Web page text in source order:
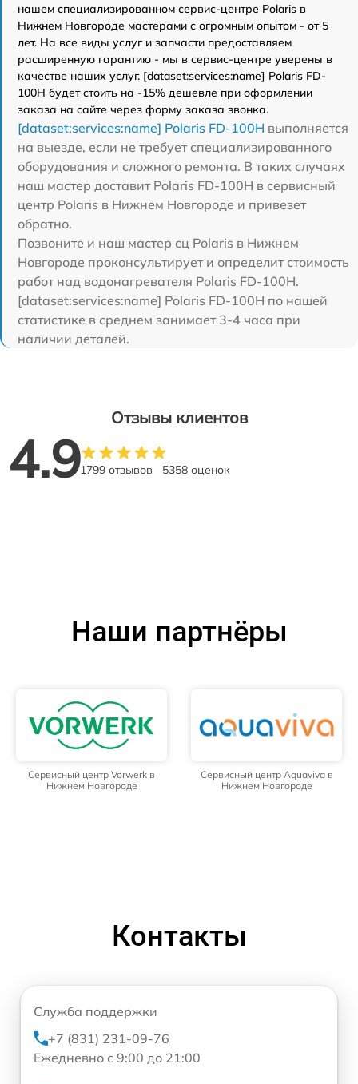
нашем специализированном сервис-центре Polaris в
Нижнем Новгороде мастерами с огромным опытом - от 5
лет. На все виды услуг и запчасти предоставляем
расширенную гарантию - мы в сервис-центре уверены в
качестве наших услуг. [dataset:services:name] Polaris FD-
100H будет стоить на -15% дешевле при оформлении
заказа на сайте через форму заказа звонка.
[dataset:services:name] Polaris FD-100H выполняется
на выезде, если не требует специализированного
оборудования и сложного ремонта. В таких случаях
наш мастер доставит Polaris FD-100H в сервисный
центр Polaris в Нижнем Новгороде и привезет
обратно.
Позвоните и наш мастер сц Polaris в Нижнем
Новгороде проконсультирует и определит стоимость
работ над водонагревателя Polaris FD-100H.
[dataset:services:name] Polaris FD-100H по нашей
статистике в среднем занимает 3-4 часа при
наличии деталей.
Отзывы клиентов
4.91799 отзывов 5358 оценок
Наши партнёры
Сервисный центр Vorwerk в
Нижнем Новгороде
Сервисный центр Aquaviva в
Нижнем Новгороде
Контакты
Служба поддержки
+7 (831) 231-09-76
Ежедневно с 9:00 до 21:00